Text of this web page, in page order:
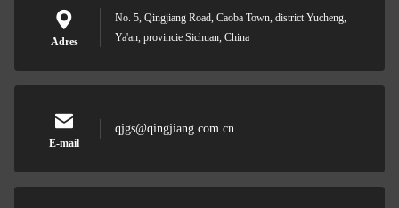
Adres
No. 5, Qingjiang Road, Caoba Town, district Yucheng,
Ya'an, provincie Sichuan, China
E-mail
qjgs@qingjiang.com.cn